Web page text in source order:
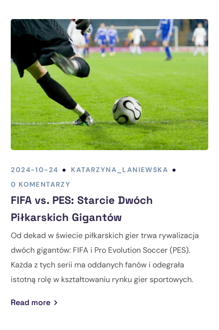
2024-10-24
KATARZYNA_LANIEWSKA
0 KOMENTARZY
FIFA vs. PES: Starcie Dwóch
Piłkarskich Gigantów
Od dekad w świecie piłkarskich gier trwa rywalizacja
dwóch gigantów: FIFA i Pro Evolution Soccer (PES).
Każda z tych serii ma oddanych fanów i odegrała
istotną rolę w kształtowaniu rynku gier sportowych.
Read more